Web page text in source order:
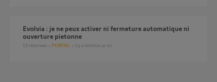
Evolvia : je ne peux activer ni fermeture automatique ni
ouverture pietonne
13 réponses PORTAIL il y a environ un an